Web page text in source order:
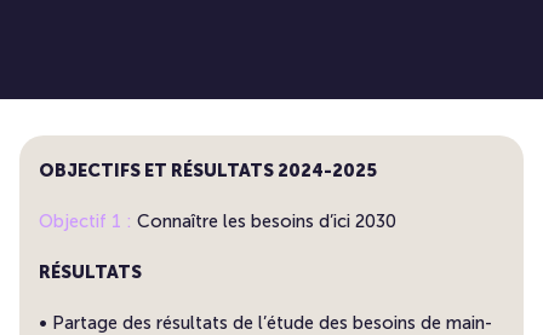
OBJECTIFS ET RÉSULTATS 2024-2025
Objectif 1 : Connaître les besoins d’ici 2030
RÉSULTATS
• Partage des résultats de l’étude des besoins de main-